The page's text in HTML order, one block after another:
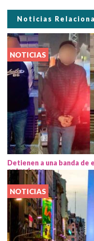
Noticias
NOTICIAS
Detienen a una banda
entraderas
NOTICIAS